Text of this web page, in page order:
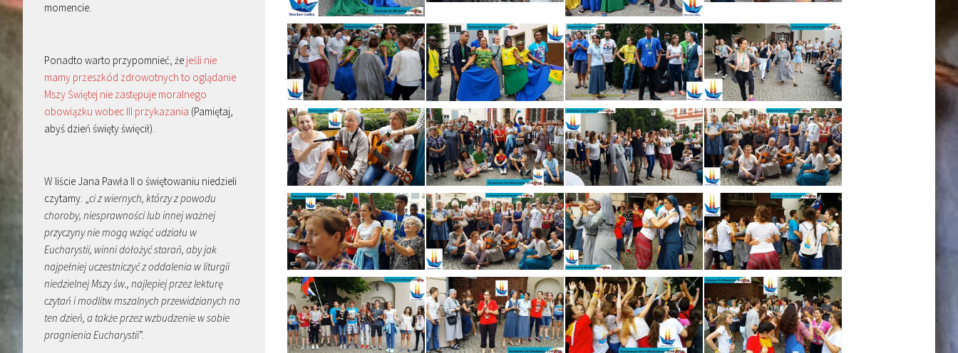
momencie.
Ponadto warto przypomnieć, że jeśli nie
mamy przeszkód zdrowotnych to oglądanie
Mszy Świętej nie zastępuje moralnego
obowiązku wobec III przykazania (Pamiętaj,
abyś dzień święty święcił).
W liście Jana Pawła II o świętowaniu niedzieli
czytamy: „ci z wiernych, którzy z powodu
choroby, niesprawności lub innej ważnej
przyczyny nie mogą wziąć udziału w
Eucharystii, winni dołożyć starań, aby jak
najpełniej uczestniczyć z oddalenia w liturgii
niedzielnej Mszy św., najlepiej przez lekturę
czytań i modlitw mszalnych przewidzianych na
ten dzień, a także przez wzbudzenie w sobie
pragnienia Eucharystii”.